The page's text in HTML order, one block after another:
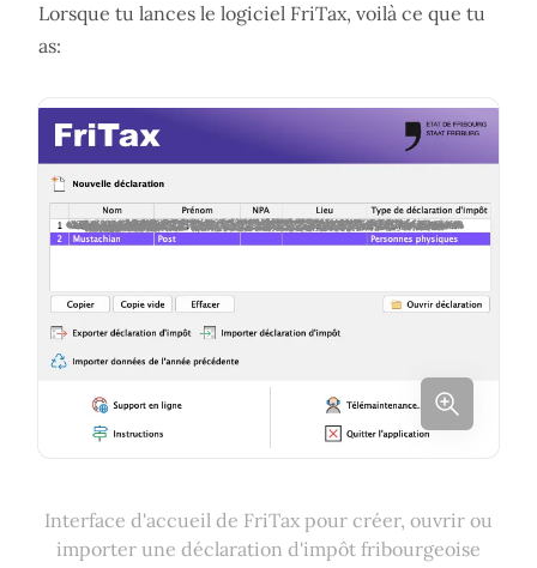
Lorsque tu lances le logiciel FriTax, voilà ce que tu
as:
Interface d'accueil de FriTax pour créer, ouvrir ou
importer une déclaration d'impôt fribourgeoise